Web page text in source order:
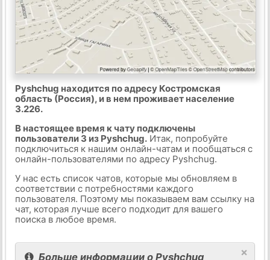
Pyshchug находится по адресу Костромская
область (Россия), и в нем проживает население
3.226.
В настоящее время к чату подключены
пользователи 3 из Pyshchug.Итак, попробуйте
подключиться к нашим онлайн-чатам и пообщаться с
онлайн-пользователями по адресу Pyshchug.
У нас есть список чатов, которые мы обновляем в
соответствии с потребностями каждого
пользователя. Поэтому мы показываем вам ссылку на
чат, которая лучше всего подходит для вашего
поиска в любое время.
×
Больше информации о Pyshchug